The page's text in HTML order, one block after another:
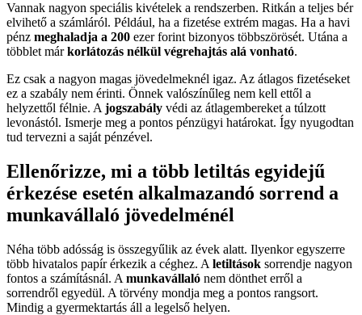
Vannak nagyon speciális kivételek a rendszerben. Ritkán a teljes bér
elvihető a számláról. Például, ha a fizetése extrém magas. Ha a havi
pénz meghaladja a 200 ezer forint bizonyos többszörösét. Utána a
többlet márkorlátozás nélkül végrehajtás alá vonható.
Ez csak a nagyon magas jövedelmeknél igaz. Az átlagos fizetéseket
ez a szabály nem érinti. Önnek valószínűleg nem kell ettől a
helyzettől félnie. A jogszabály védi az átlagembereket a túlzott
levonástól. Ismerje meg a pontos pénzügyi határokat. Így nyugodtan
tud tervezni a saját pénzével.
Ellenőrizze, mi a több letiltás egyidejű
érkezése esetén alkalmazandó sorrend a
munkavállaló jövedelménél
Néha több adósság is összegyűlik az évek alatt. Ilyenkor egyszerre
több hivatalos papír érkezik a céghez. A letiltások sorrendje nagyon
fontos a számításnál. A munkavállaló nem dönthet erről a
sorrendről egyedül. A törvény mondja meg a pontos rangsort.
Mindig a gyermektartás áll a legelső helyen.